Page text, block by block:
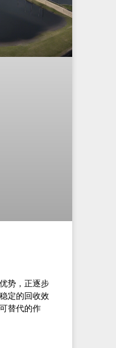
势，正逐步
定的回收效
替代的作